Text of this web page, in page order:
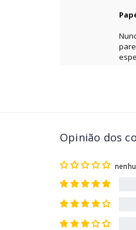
Opinião dos